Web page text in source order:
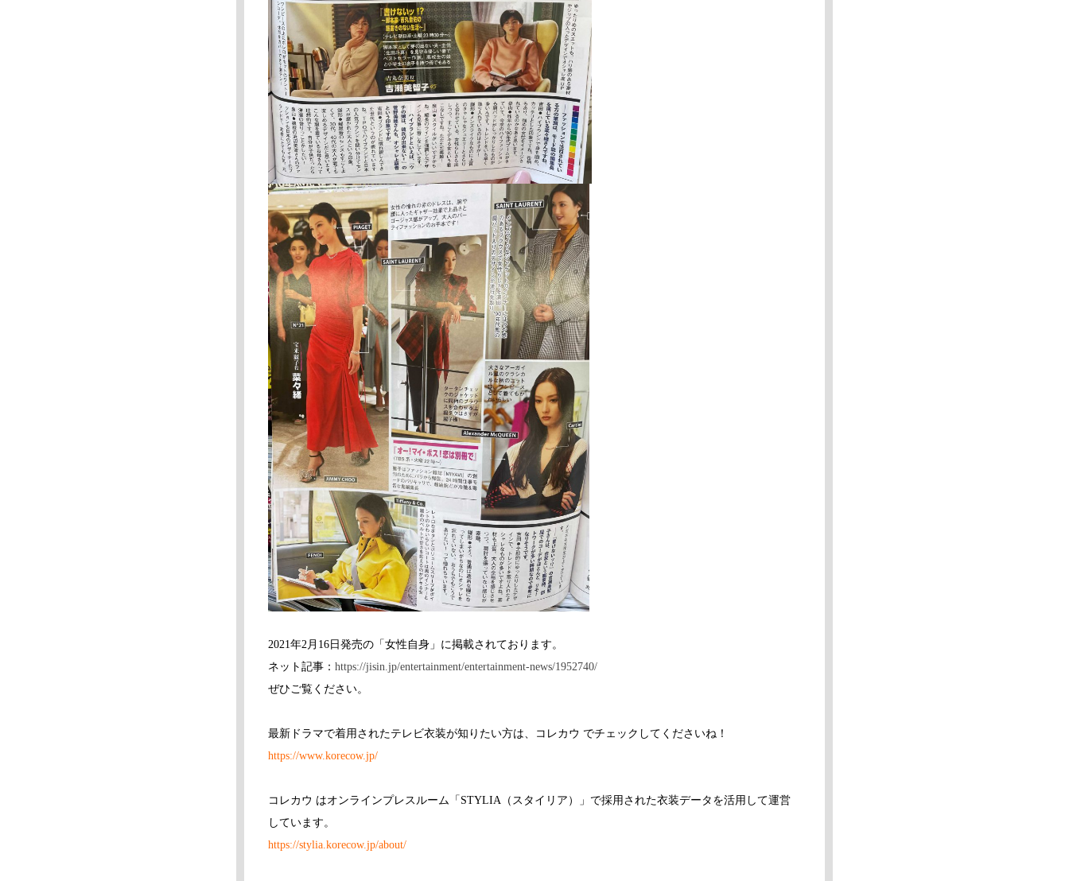
2021年2月16日発売の「女性自身」に掲載されております。
ネット記事： https://jisin.jp/entertainment/entertainment-news/1952740/
ぜひご覧ください。
最新ドラマで着用されたテレビ衣装が知りたい方は、コレカウ でチェックしてくださいね！
https://www.korecow.jp/
コレカウ はオンラインプレスルーム「STYLIA（スタイリア）」で採用された衣装データを活用して運営
しています。
https://stylia.korecow.jp/about/